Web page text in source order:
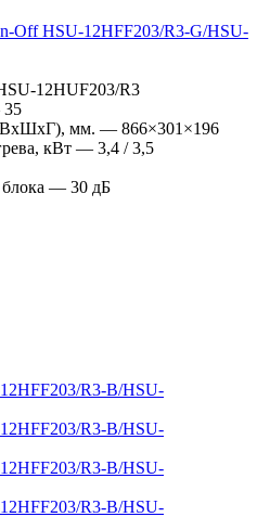
Off HSU-12HFF203/R3-G/HSU-
12HUF203/R3
35
(ВхШхГ), мм. — 866×301×196
кВт — 3,4 / 3,5
— 30 дБ